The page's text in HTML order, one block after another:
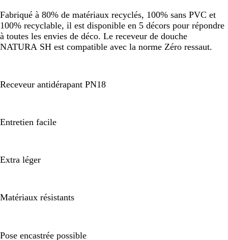
Fabriqué à 80% de matériaux recyclés, 100% sans PVC et
100% recyclable, il est disponible en 5 décors pour répondre
à toutes les envies de déco. Le receveur de douche
NATURA SH est compatible avec la norme Zéro ressaut.
Receveur antidérapant PN18
Entretien facile
Extra léger
Matériaux résistants
Pose encastrée possible